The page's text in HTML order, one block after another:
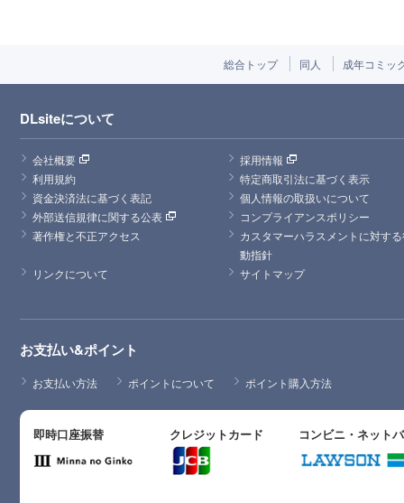
総合トップ 同人 成年コミッ
DLsiteについて
会社概要
採用情報
利用規約
特定商取引法に基づく表示
資金決済法に基づく表記
個人情報の取扱いについて
外部送信規律に関する公表
コンプライアンスポリシー
著作権と不正アクセス
カスタマーハラスメントに対す
動指針
リンクについて
サイトマップ
お支払い&ポイント
お支払い方法 ポイントについて ポイント購入方法
即時口座振替 クレジットカード コンビニ・ネット